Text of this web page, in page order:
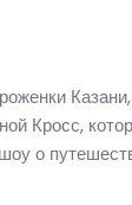
Кросс,
о